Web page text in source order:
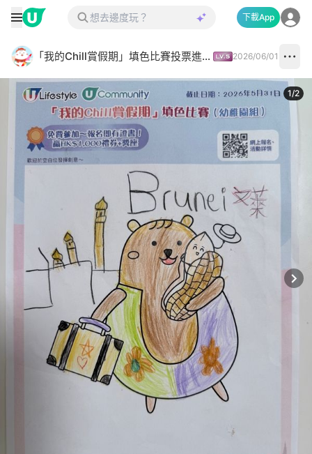
下載App
「我的Chill賞假期」填色比賽投票進行中✅ 2026/06/01
1/2